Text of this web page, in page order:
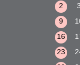
2
3
9
16
23